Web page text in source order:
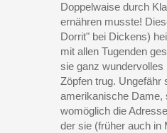
Doppelwaise durch
ernähren musste!
Dorrit" bei Dickens)
mit allen Tugenden
sie ganz
Zöpfen trug. Ungefähr
amerikanische Dame,
womöglich die
der sie (früher auch in